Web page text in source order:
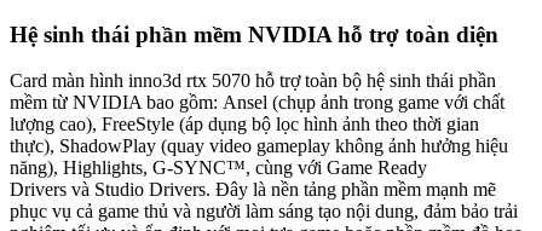
Hệ sinh thái phần mềm NVIDIA hỗ trợ toàn diện
Card màn hình inno3d rtx 5070 hỗ trợ toàn bộ hệ sinh thái phần
mềm từ NVIDIA bao gồm: Ansel (chụp ảnh trong game với chất
lượng cao), FreeStyle (áp dụng bộ lọc hình ảnh theo thời gian
thực), ShadowPlay (quay video gameplay không ảnh hưởng hiệu
năng), Highlights, G-SYNC™, cùng với Game Ready
Drivers và Studio Drivers. Đây là nền tảng phần mềm mạnh mẽ
phục vụ cả game thủ và người làm sáng tạo nội dung, đảm bảo trải